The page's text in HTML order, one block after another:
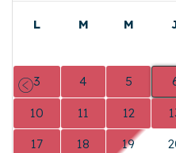
L M M
3 4 5
10 11 12
17 18 19
Précédent